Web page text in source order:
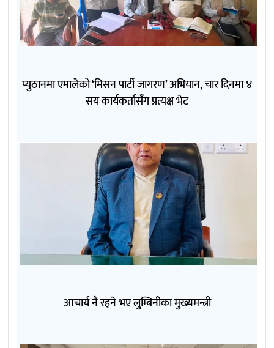
प्युठानमा एमालेको ‘मिसन पार्टी जागरण’ अभियान, चार दिनमा ४
सय कार्यकर्तासँग प्रत्यक्ष भेट
आचार्य नै रहने भए लुम्बिनीका मुख्यमन्त्री